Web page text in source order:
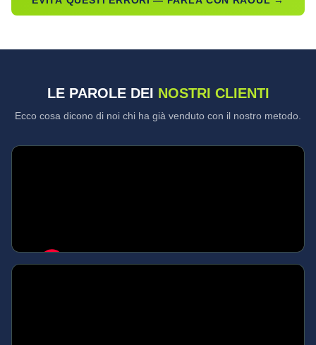
LE PAROLE DEI NOSTRI CLIENTI
Ecco cosa dicono di noi chi ha già venduto con il nostro metodo.